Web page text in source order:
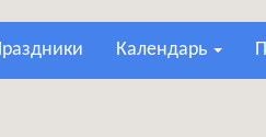
праздники календарь